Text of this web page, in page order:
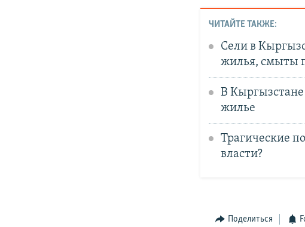
ЧИТАЙТЕ ТАКЖЕ:
Сели в
жилья, смыты
В Кыргызстане
жилье
Трагические
власти?
Поделиться